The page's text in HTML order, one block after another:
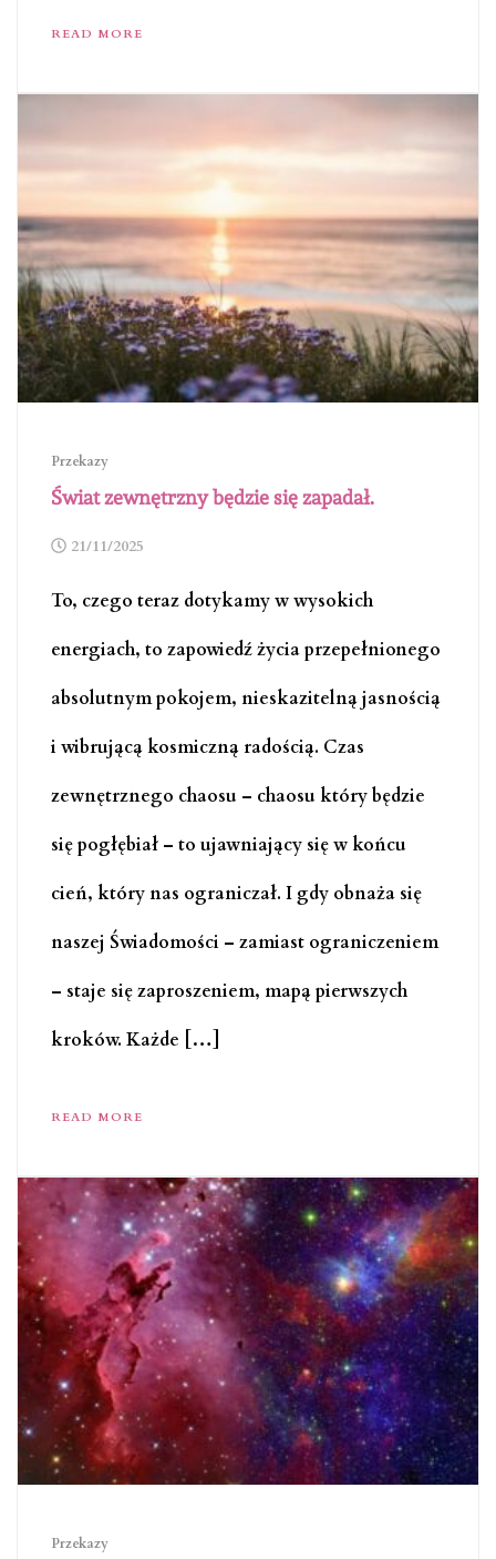
READ MORE
Przekazy
Świat zewnętrzny będzie się zapadał.
21/11/2025
To, czego teraz dotykamy w wysokich
energiach, to zapowiedź życia przepełnionego
absolutnym pokojem, nieskazitelną jasnością
i wibrującą kosmiczną radością. Czas
zewnętrznego chaosu – chaosu który będzie
się pogłębiał – to ujawniający się w końcu
cień, który nas ograniczał. I gdy obnaża się
naszej Świadomości – zamiast ograniczeniem
– staje się zaproszeniem, mapą pierwszych
kroków. Każde […]
READ MORE
Przekazy